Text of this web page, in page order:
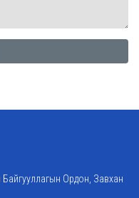
Ордон, Завхан